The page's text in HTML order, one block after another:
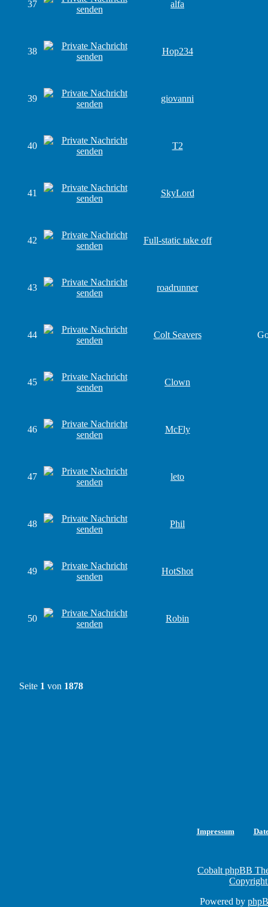
37 alfa
38 Hop234
39 giovanni
40 T2
41 SkyLord
42 Full-static take off
43 roadrunner
44 Colt Seavers
45 Clown
46 McFly
47 leto
48 Phil
49 HotShot
50 Robin
Seite 1 von 1878
Impressum
Cobalt phpBB
Powered by